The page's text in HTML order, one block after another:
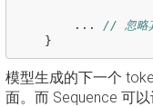
...
// 忽略
}
模型生成的下一个
面。而 Sequence 可